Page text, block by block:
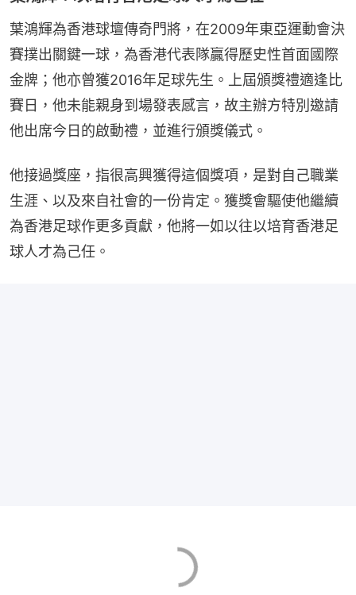
葉鴻輝為香港球壇傳奇門將，在2009年東亞運動會決
賽撲出關鍵⼀球，為香港代表隊贏得歷史性⾸⾯國際
⾦牌；他亦曾獲2016年⾜球先⽣。上屆頒獎禮適逢比
賽⽇，他未能親⾝到場發表感⾔，故主辦方特別邀請
他出席今⽇的啟動禮，並進⾏頒獎儀式。
他接過獎座，指很⾼興獲得這個獎項，是對自己職業
⽣涯、以及來⾃社會的⼀份肯定。獲獎會驅使他繼續
為香港⾜球作更多貢獻，他將⼀如以往以培育香港足
球人才為己任。